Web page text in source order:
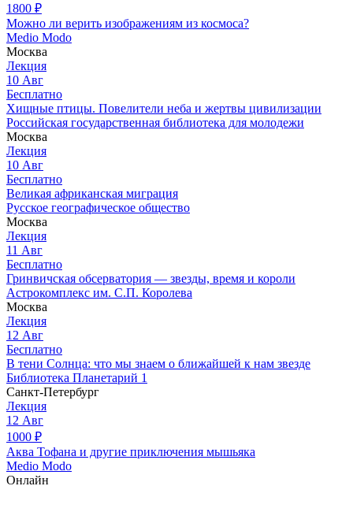
1800 ₽
Можно ли верить изображениям из космоса?
Medio Modo
Москва
Лекция
10 Авг
Бесплатно
Хищные птицы. Повелители неба и жертвы цивилизации
Российская государственная библиотека для молодежи
Москва
Лекция
10 Авг
Бесплатно
Великая африканская миграция
Русское географическое общество
Москва
Лекция
11 Авг
Бесплатно
Гринвичская обсерватория — звезды, время и короли
Астрокомплекс им. С.П. Королева
Москва
Лекция
12 Авг
Бесплатно
В тени Солнца: что мы знаем о ближайшей к нам звезде
Библиотека Планетарий 1
Санкт-Петербург
Лекция
12 Авг
1000 ₽
Аква Тофана и другие приключения мышьяка
Medio Modo
Онлайн